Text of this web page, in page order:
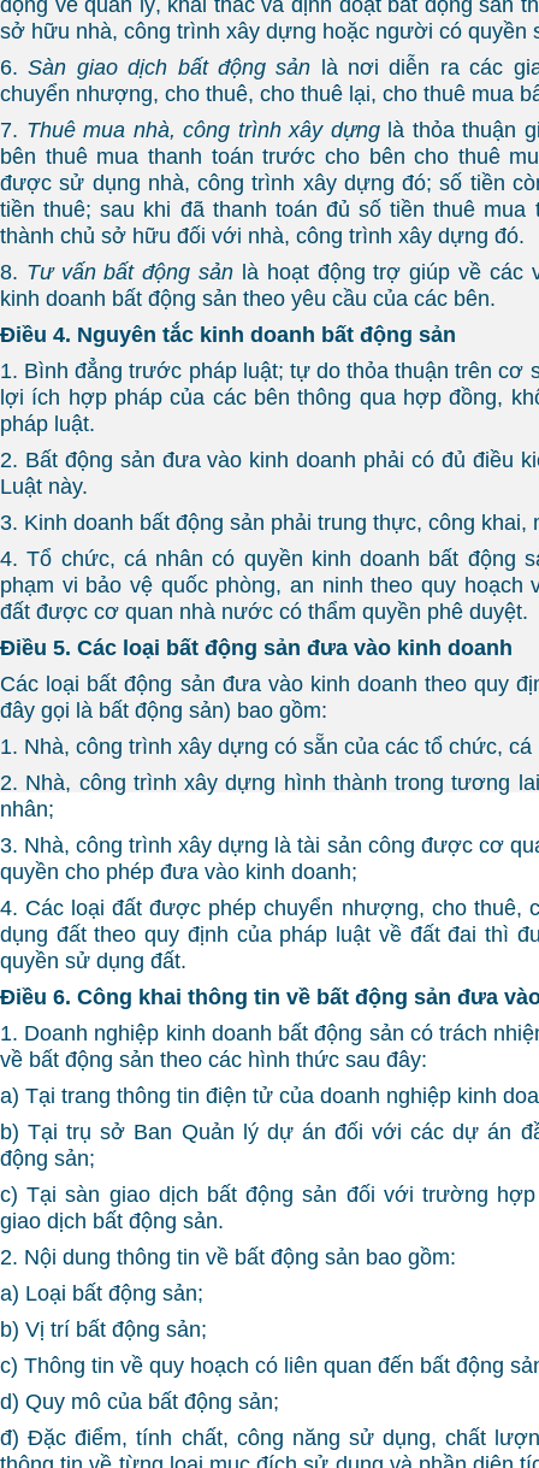
sở hữu nhà, công trình xây dựng hoặc người có quyền
6.Sàn giao dịch bất động sản là nơi diễn ra các
chuyển nhượng, cho thuê, cho thuê lại, cho thuê mua
7. Thuê mua nhà, công trình xây dựnglà thỏa thuận
bên thuê mua thanh toán trước cho bên cho thuê
được sử dụng nhà, công trình xây dựng đó; số tiền
tiền thuê; sau khi đã thanh toán đủ số tiền thuê
thành chủ sở hữu đối với nhà, công trình xây dựng đó.
8. Tư vấn bất động sản là hoạt động trợ giúp về các
kinh doanh bất động sản theo yêu cầu của các bên.
Điều 4. Nguyên tắc kinh doanh bất động sản
1. Bình đẳng trước pháp luật; tự do thỏa thuận trên cơ
lợi ích hợp pháp của các bên thông qua hợp đồng,
pháp luật.
2. Bất động sản đưa vào kinh doanh phải có đủ điều
Luật này.
3. Kinh doanh bất động sản phải trung thực, công khai,
4. Tổ chức, cá nhân có quyền kinh doanh bất động
phạm vi bảo vệ quốc phòng, an ninh theo quy hoạch
đất được cơ quan nhà nước có thẩm quyền phê duyệt.
Điều 5. Các loại bất động sản đưa vào kinh doanh
Các loại bất động sản đưa vào kinh doanh theo quy
đây gọi là bất động sản) bao gồm:
1. Nhà, công trình xây dựng có sẵn của các tổ chức, cá
2. Nhà, công trình xây dựng hình thành trong tương
nhân;
3. Nhà, công trình xây dựng là tài sản công được cơ
quyền cho phép đưa vào kinh doanh;
4. Các loại đất được phép chuyển nhượng, cho thuê,
dụng đất theo quy định của pháp luật về đất đai thì
quyền sử dụng đất.
Điều 6. Công khai thông tin về bất động sản đưa
1. Doanh nghiệp kinh doanh bất động sản có trách
về bất động sản theo các hình thức sau đây:
a) Tại trang thông tin điện tử của doanh nghiệp kinh
b) Tại trụ sở Ban Quản lý dự án đối với các dự án
động sản;
c) Tại sàn giao dịch bất động sản đối với trường
giao dịch bất động sản.
2. Nội dung thông tin về bất động sản bao gồm:
a) Loại bất động sản;
b) Vị trí bất động sản;
c) Thông tin về quy hoạch có liên quan đến bất động
d) Quy mô của bất động sản;
đ) Đặc điểm, tính chất, công năng sử dụng, chất